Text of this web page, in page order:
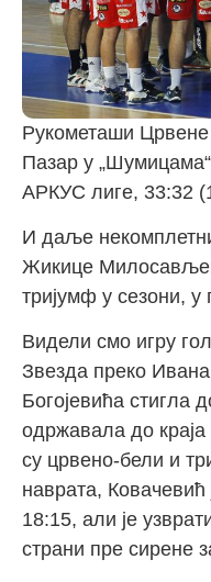
Рукометаши
Пазар у
АРКУС лиге, 33:32
И даље
Жикице
тријумф у сезони, у
Видели смо игру
Звезда преко
Богојевића стигла
одржавала до
су црвено-бели и
наврата,
18:15, али је
страни пре сирене